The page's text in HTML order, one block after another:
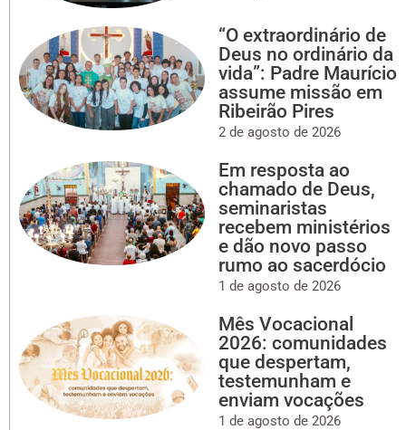
“O extraordinário de
Deus no ordinário da
vida”: Padre Maurício
assume missão em
Ribeirão Pires
2 de agosto de 2026
Em resposta ao
chamado de Deus,
seminaristas
recebem ministérios
e dão novo passo
rumo ao sacerdócio
1 de agosto de 2026
Mês Vocacional
2026: comunidades
que despertam,
testemunham e
enviam vocações
1 de agosto de 2026